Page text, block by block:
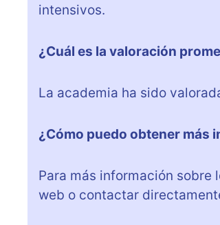
intensivos.
¿Cuál es la valoración
La academia ha sido
¿Cómo puedo obtener más
Para más información sobre
web o contactar